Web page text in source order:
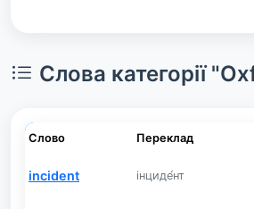
Слова категорії
Слово Переклад
incident інциде́нт